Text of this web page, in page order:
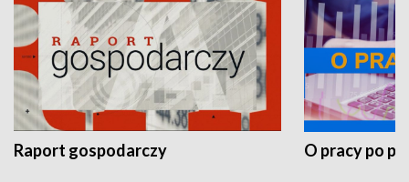
Raport gospodarczy O pracy po